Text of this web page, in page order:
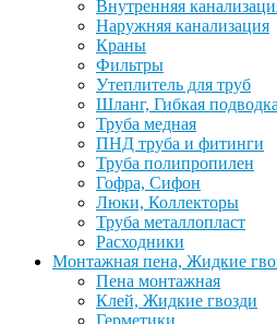
Внутренняя
Наружняя канализация
Краны
Фильтры
Утеплитель для труб
Шланг, Гибкая подводка
Труба медная
ПНД труба и фитинги
Труба полипропилен
Гофра, Сифон
Люки, Коллекторы
Труба металлопласт
Расходники
Монтажная пена, Жидкие
Пена монтажная
Клей, Жидкие гвозди
Герметики